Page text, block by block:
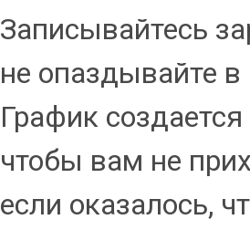
Записывайтесь
не опаздывайте
График
чтобы вам не
если оказалось,